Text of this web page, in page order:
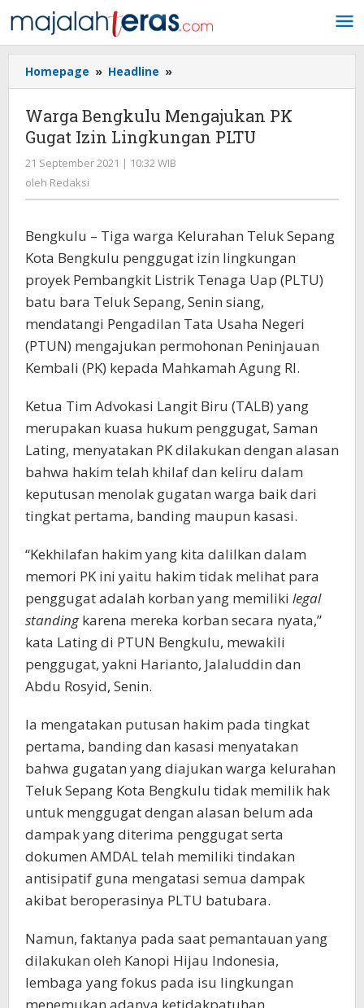
ke
konten
Homepage » Headline »
Bengkulu
Mengajukan
PK
Gugat
Izin
Warga Bengkulu Mengajukan PK
Gugat Izin Lingkungan PLTU
21 September 2021 | 10:32 WIB
oleh Redaksi
Bengkulu – Tiga warga Kelurahan Teluk Sepang
Kota Bengkulu penggugat izin lingkungan
proyek Pembangkit Listrik Tenaga Uap (PLTU)
batu bara Teluk Sepang, Senin siang,
mendatangi Pengadilan Tata Usaha Negeri
(PTUN) mengajukan permohonan Peninjauan
Kembali (PK) kepada Mahkamah Agung RI.
Ketua Tim Advokasi Langit Biru (TALB) yang
merupakan kuasa hukum penggugat, Saman
Lating, menyatakan PK dilakukan dengan alasan
bahwa hakim telah khilaf dan keliru dalam
keputusan menolak gugatan warga baik dari
tingkat pertama, banding maupun kasasi.
“Kekhilafan hakim yang kita dalilkan dalam
memori PK ini yaitu hakim tidak melihat para
penggugat adalah korban yang memiliki legal
standingkarena mereka korban secara nyata,”
kata Lating di PTUN Bengkulu, mewakili
penggugat, yakni Harianto, Jalaluddin dan
Abdu Rosyid, Senin.
Ia mengatakan putusan hakim pada tingkat
pertama, banding dan kasasi menyatakan
bahwa gugatan yang diajukan warga kelurahan
Teluk Sepang Kota Bengkulu tidak memilik hak
untuk menggugat dengan alasan belum ada
dampak yang diterima penggugat serta
dokumen AMDAL telah memiliki tindakan
antisipatif guna mengatasi semua dampak
akibat beroperasinya PLTU batubara.
Namun, faktanya pada saat pemantauan yang
dilakukan oleh Kanopi Hijau Indonesia,
lembaga yang fokus pada isu lingkungan